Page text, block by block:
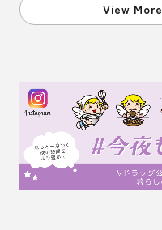
View More